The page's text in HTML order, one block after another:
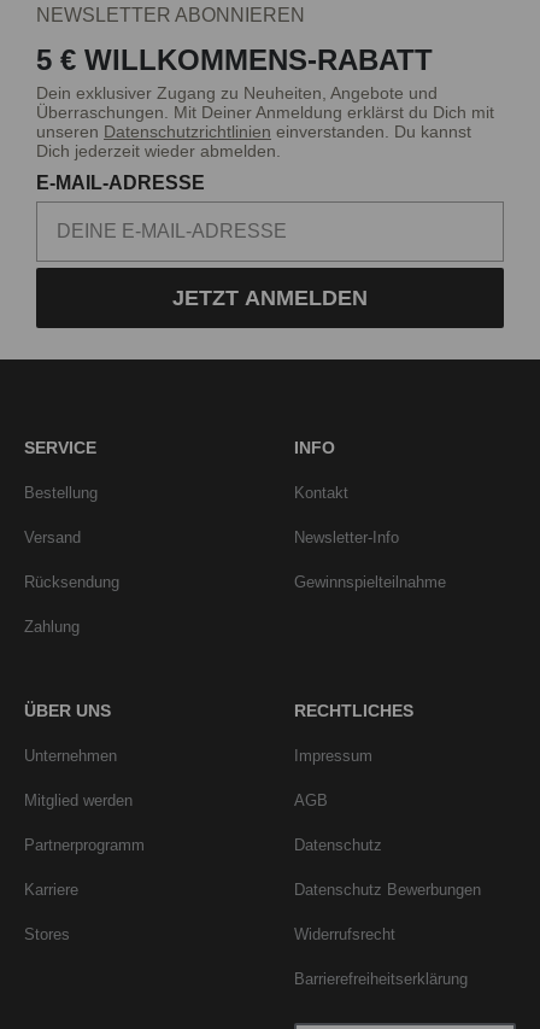
NEWSLETTER ABONNIEREN
5 € WILLKOMMENS-RABATT
Dein exklusiver Zugang zu Neuheiten, Angebote und
Überraschungen. Mit Deiner Anmeldung erklärst du Dich mit
unseren Datenschutzrichtlinien einverstanden. Du kannst
Dich jederzeit wieder abmelden.
E-MAIL-ADRESSE
JETZT ANMELDEN
SERVICE
Bestellung
Versand
Rücksendung
Zahlung
INFO
Kontakt
Newsletter-Info
Gewinnspielteilnahme
ÜBER UNS
Unternehmen
Mitglied werden
Partnerprogramm
Karriere
Stores
RECHTLICHES
Impressum
AGB
Datenschutz
Datenschutz Bewerbungen
Widerrufsrecht
Barrierefreiheitserklärung